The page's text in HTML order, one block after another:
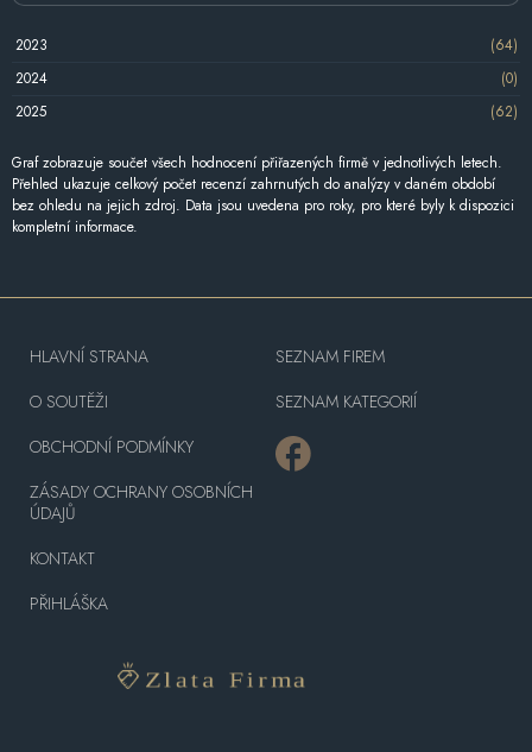
2023
(64)
2024
(0)
2025
(62)
Graf zobrazuje součet všech hodnocení přiřazených firmě v jednotlivých letech.
Přehled ukazuje celkový počet recenzí zahrnutých do analýzy v daném období
bez ohledu na jejich zdroj. Data jsou uvedena pro roky, pro které byly k dispozici
kompletní informace.
HLAVNÍ STRANA
O SOUTĚŽI
OBCHODNÍ PODMÍNKY
ZÁSADY OCHRANY OSOBNÍCH
ÚDAJŮ
KONTAKT
PŘIHLÁŠKA
SEZNAM FIREM
SEZNAM KATEGORIÍ